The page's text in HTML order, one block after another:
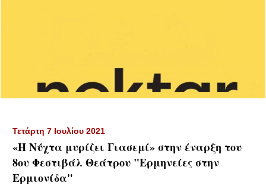
Τετάρτη 7 Ιουλίου 2021
«Η Νύχτα μυρίζει Γιασεμί» στην έναρξη του
8ου Φεστιβάλ Θεάτρου "Ερμηνείες στην
Ερμιονίδα"